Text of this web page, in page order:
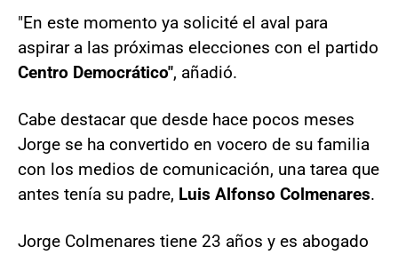
"En este momento ya solicité el aval para
aspirar a las próximas elecciones con el partido
Centro Democrático", añadió.
Cabe destacar que desde hace pocos meses
Jorge se ha convertido en vocero de su familia
con los medios de comunicación, una tarea que
antes tenía su padre, Luis Alfonso Colmenares.
Jorge Colmenares tiene 23 años y es abogado